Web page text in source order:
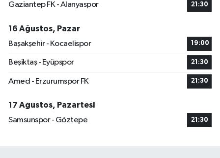
Gaziantep FK - Alanyaspor 21:30
16 Ağustos, Pazar
Başakşehir - Kocaelispor
19:00
Beşiktaş - Eyüpspor 21:30
Amed - Erzurumspor FK 21:30
17 Ağustos, Pazartesi
Samsunspor - Göztepe
21:30